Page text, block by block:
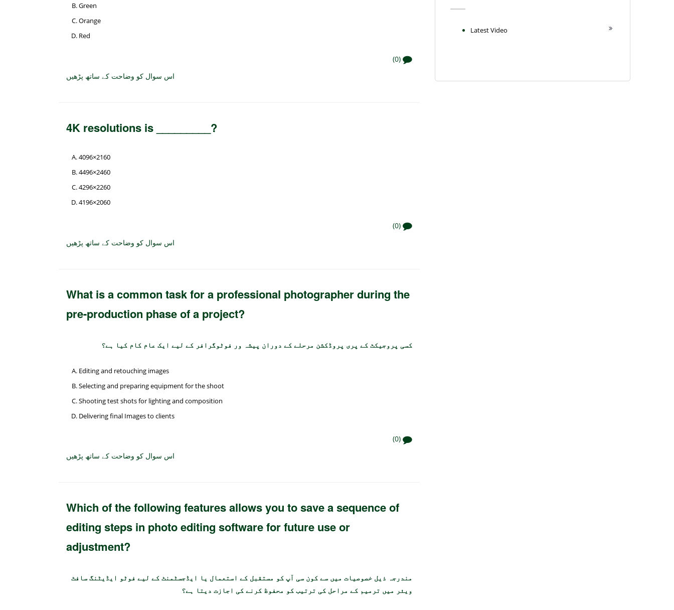
Green
Orange
Red
(0)
اس سوال کو وضاحت کے ساتھ پڑھیں
4K resolutions is _________?
4096×2160
4496×2460
4296×2260
4196×2060
(0)
اس سوال کو وضاحت کے ساتھ پڑھیں
What is a common task for a professional photographer during the
pre-production phase of a project?
کسی پروجیکٹ کے پری پروڈکشن مرحلے کے دوران پیشہ ور فوٹوگرافر کے لیے ایک عام کام کیا ہے؟
Editing and retouching images
Selecting and preparing equipment for the shoot
Shooting test shots for lighting and composition
Delivering final Images to clients
(0)
اس سوال کو وضاحت کے ساتھ پڑھیں
Which of the following features allows you to save a sequence of
editing steps in photo editing software for future use or
adjustment?
مندرجہ ذیل خصوصیات میں سے کون سی آپ کو مستقبل کے استعمال یا ایڈجسٹمنٹ کے لیے فوٹو ایڈیٹنگ سافٹ
ویئر میں ترمیم کے مراحل کی ترتیب کو محفوظ کرنے کی اجازت دیتا ہے؟
Latest Video